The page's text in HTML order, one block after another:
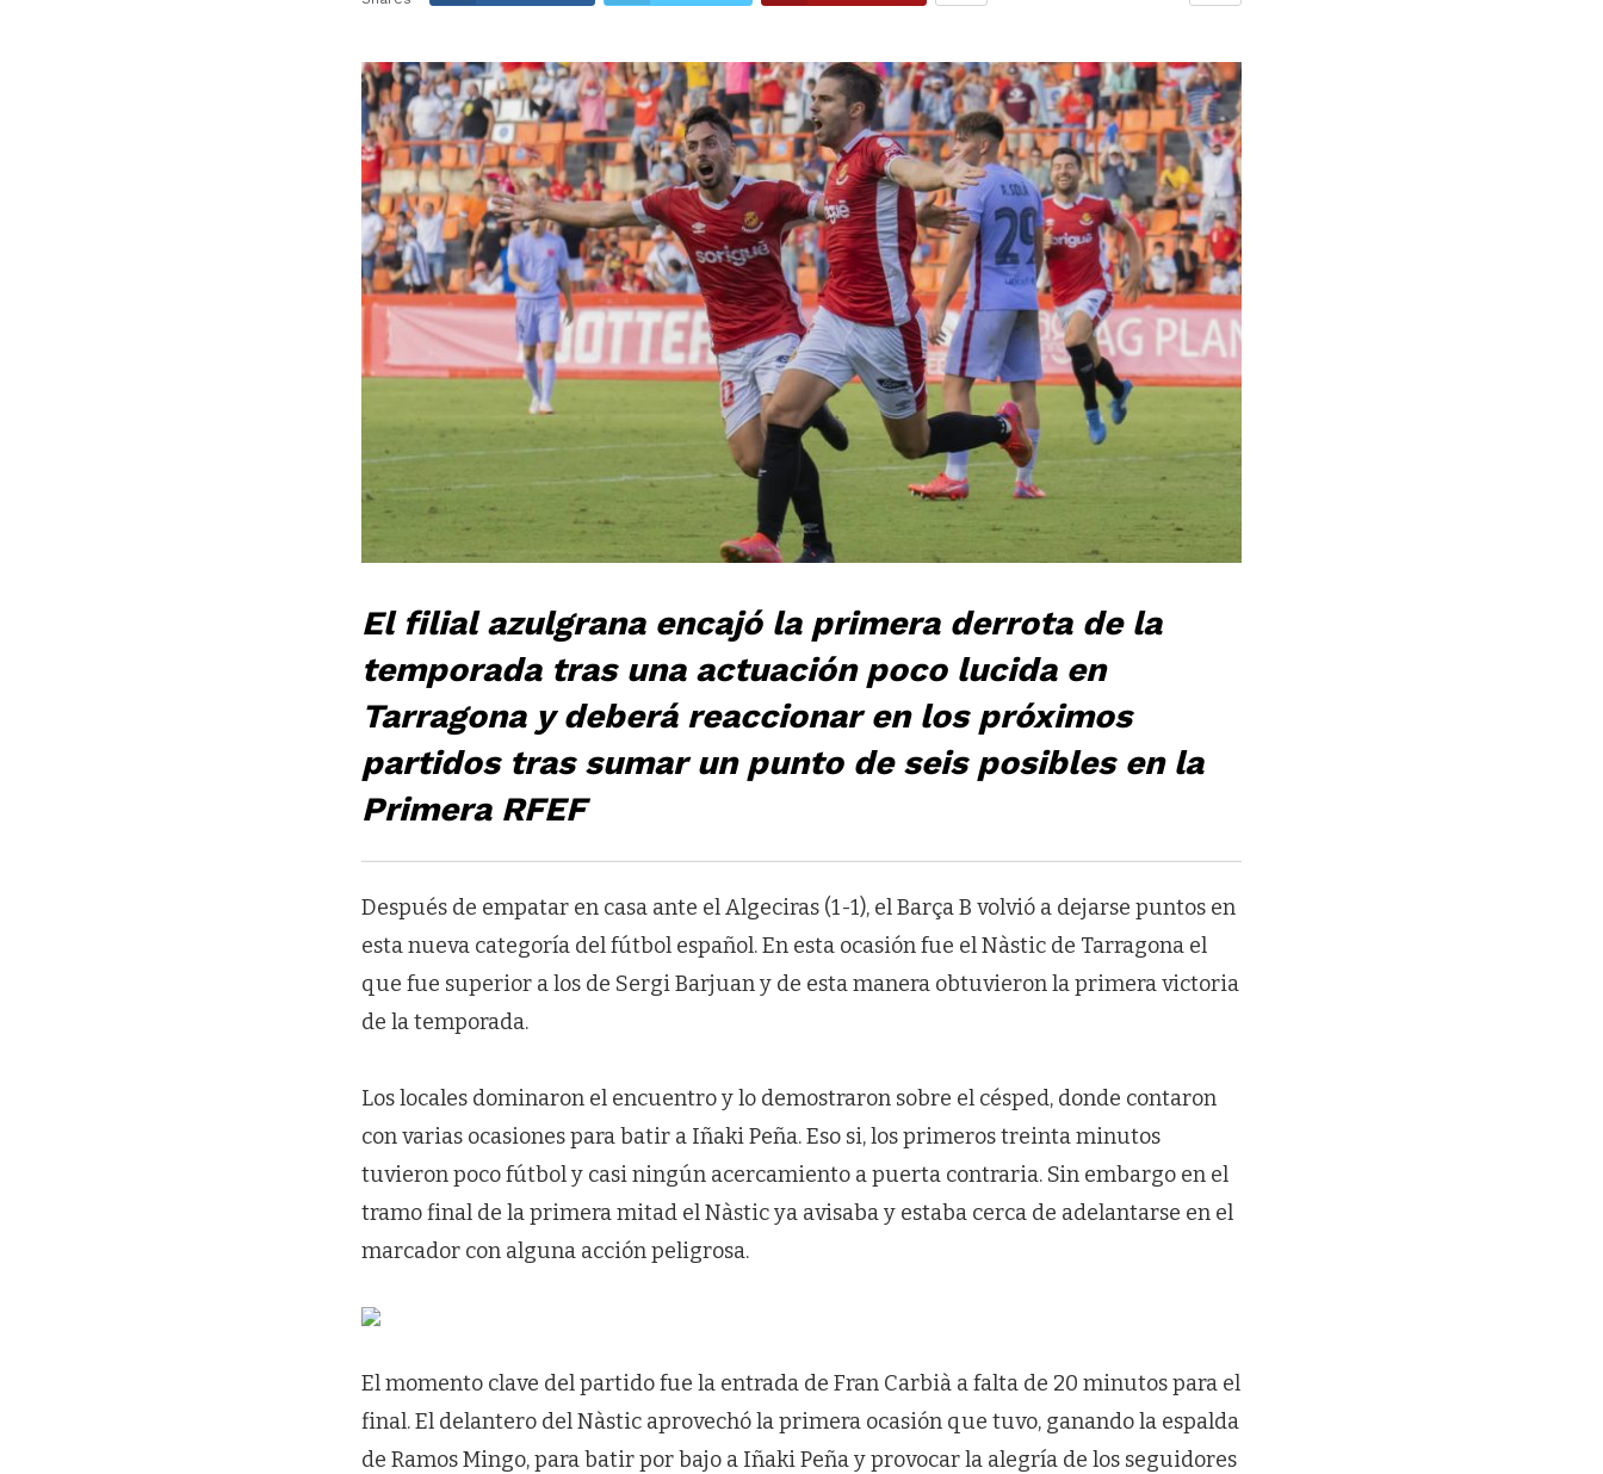
El filial azulgrana encajó la primera derrota de la
temporada tras una actuación poco lucida en
Tarragona y deberá reaccionar en los próximos
partidos tras sumar un punto de seis posibles en la
Primera RFEF
Después de empatar en casa ante el Algeciras (1-1), el Barça B volvió a dejarse puntos en
esta nueva categoría del fútbol español. En esta ocasión fue el Nàstic de Tarragona el
que fue superior a los de Sergi Barjuan y de esta manera obtuvieron la primera victoria
de la temporada.
Los locales dominaron el encuentro y lo demostraron sobre el césped, donde contaron
con varias ocasiones para batir a Iñaki Peña. Eso si, los primeros treinta minutos
tuvieron poco fútbol y casi ningún acercamiento a puerta contraria. Sin embargo en el
tramo final de la primera mitad el Nàstic ya avisaba y estaba cerca de adelantarse en el
marcador con alguna acción peligrosa.
El momento clave del partido fue la entrada de Fran Carbià a falta de 20 minutos para el
final. El delantero del Nàstic aprovechó la primera ocasión que tuvo, ganando la espalda
de Ramos Mingo, para batir por bajo a Iñaki Peña y provocar la alegría de los seguidores